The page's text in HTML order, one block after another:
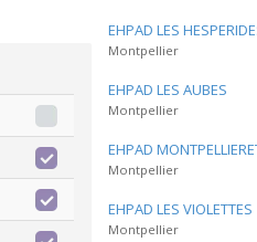
EHPAD LES
Montpellier
EHPAD LES AUBES
Montpellier
EHPAD
Montpellier
EHPAD LES VIOLETTES
Montpellier